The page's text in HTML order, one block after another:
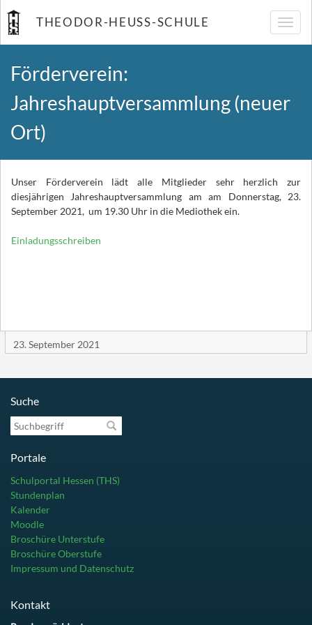
THEODOR-HEUSS-SCHULE
Förderverein:
Jahreshauptversammlung (neuer
Ort)
Unser Förderverein lädt alle Mitglieder sehr herzlich zur
diesjährigen Jahreshauptversammlung am am Donnerstag, 23.
September 2021, um 19.30 Uhr in die Mediothek ein.
Einladungsschreiben
23. September 2021
Suche
Suchbegriff
Portale
Schulportal Hessen (THS)
Stundenplan
Kalender
Moodle
Broschüre Unterstufe
Broschüre Oberstufe
Impressum und Datenschutz
Kontakt